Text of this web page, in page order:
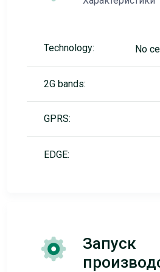
Technology: No
2G bands:
GPRS:
EDGE:
Запуск